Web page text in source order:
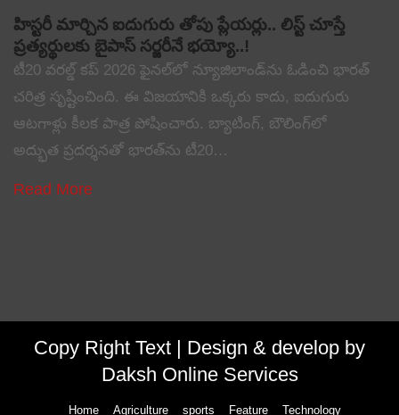
హిస్టరీ మార్చిన ఐదుగురు తోపు ప్లేయర్లు.. లిస్ట్ చూస్తే
ప్రత్యర్థులకు బైపాస్ సర్జరీనే భయ్యో..!
టీ20 వరల్డ్ కప్ 2026 ఫైనల్‌లో న్యూజిలాండ్‌ను ఓడించి భారత్
చరిత్ర సృష్టించింది. ఈ విజయానికి ఒక్కరు కాదు, ఐదుగురు
ఆటగాళ్లు కీలక పాత్ర పోషించారు. బ్యాటింగ్, బౌలింగ్‌లో
అద్భుత ప్రదర్శనతో భారత్‌ను టీ20…
Read More
Copy Right Text | Design & develop by
Daksh Online Services
Home Agriculture sports Feature Technology